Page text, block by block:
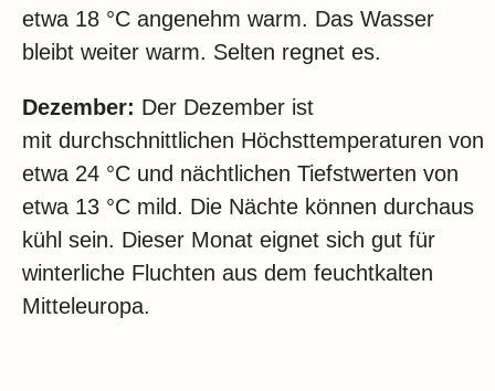
etwa 18 °C angenehm warm. Das Wasser
bleibt weiter warm. Selten regnet es.
Dezember: Der Dezember ist
mit durchschnittlichen Höchsttemperaturen von
etwa 24 °C und nächtlichen Tiefstwerten von
etwa 13 °C mild. Die Nächte können durchaus
kühl sein. Dieser Monat eignet sich gut für
winterliche Fluchten aus dem feuchtkalten
Mitteleuropa.